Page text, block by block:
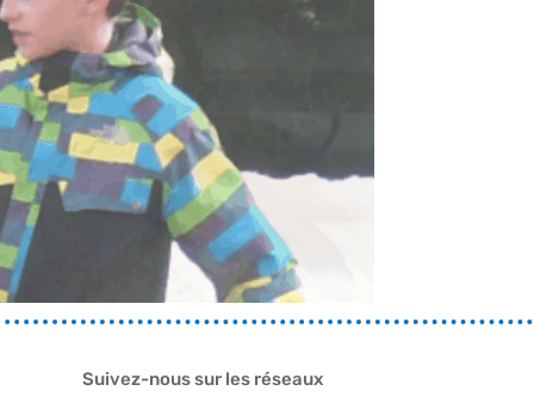
Suivez-nous sur les réseaux